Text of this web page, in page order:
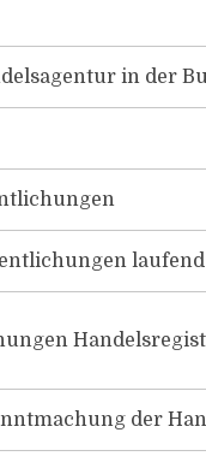
in der
der